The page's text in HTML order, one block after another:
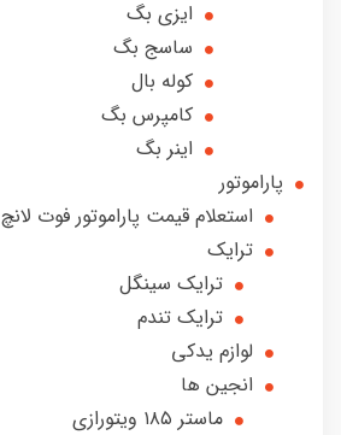
ایزی بگ
ساسج بگ
کوله بال
کامپرس بگ
اینر بگ
پاراموتور
استعلام قیمت پاراموتور فوت لانچ
ترایک
ترایک سینگل
ترایک تندم
لوازم یدکی
انجین ها
ماستر ۱۸۵ ویتورازی